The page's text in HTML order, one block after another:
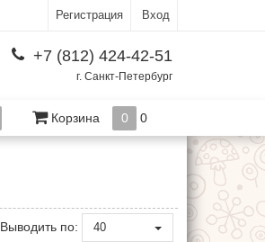
Регистрация Вход
+7 (812) 424-42-51
г. Санкт-Петербург
Корзина 0 0
Выводить по: 40